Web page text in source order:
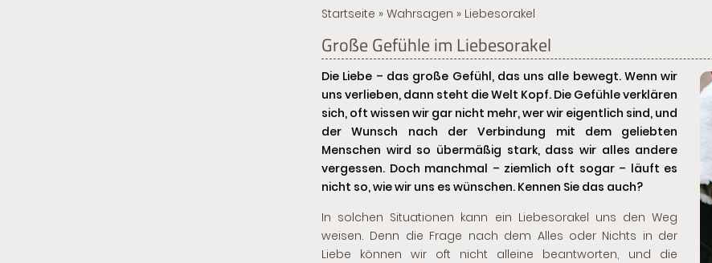
Startseite » Wahrsagen » Liebesorakel
Große Gefühle im Liebesorakel
Die Liebe – das große Gefühl, das uns alle bewegt. Wenn wir
uns verlieben, dann steht die Welt Kopf. Die Gefühle verklären
sich, oft wissen wir gar nicht mehr, wer wir eigentlich sind, und
der Wunsch nach der Verbindung mit dem geliebten
Menschen wird so übermäßig stark, dass wir alles andere
vergessen. Doch manchmal – ziemlich oft sogar – läuft es
nicht so, wie wir uns es wünschen. Kennen Sie das auch?
In solchen Situationen kann ein Liebesorakel uns den Weg
weisen. Denn die Frage nach dem Alles oder Nichts in der
Liebe können wir oft nicht alleine beantworten, und die